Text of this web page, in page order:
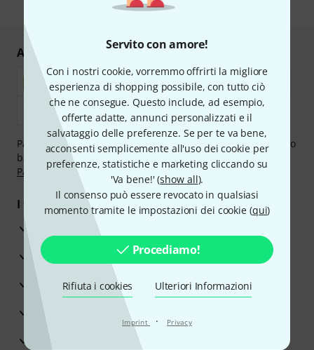
Servito con amore!
Con i nostri cookie, vorremmo offrirti la migliore
esperienza di shopping possibile, con tutto ciò
che ne consegue. Questo include, ad esempio,
offerte adatte, annunci personalizzati e il
salvataggio delle preferenze. Se per te va bene,
acconsenti semplicemente all'uso dei cookie per
preferenze, statistiche e marketing cliccando su
'Va bene!' (show all).
Il consenso può essere revocato in qualsiasi
momento tramite le impostazioni dei cookie (qui)
Procediamo!
Rifiuta i cookies Ulteriori Informazioni
Imprint · Privacy
Acquisti e pagamenti sicuri
Paga in tutta sicurezza con Contanti alla consegna, Bonifico
bancario, PayPal, Amazon Pay,
Klarna Paga Ora
Klarna
Paga in 3 rateoppure Carta di credito.
I tuoi vantaggi
3 anni di garanzia Thomann
30 giorni di garanzia soddisfatti o rimborsati
Servizio Riparazioni
Consigli degli esperti
Soddisfazione Garantita